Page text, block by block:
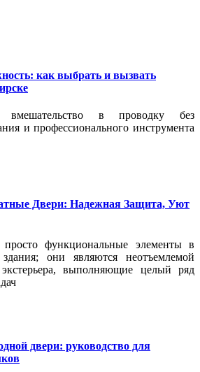
как выбрать и вызвать
вмешательство в проводку без
и профессионального инструмента
Двери: Надежная Защита, Уют
функциональные элементы в
они являются неотъемлемой
выполняющие целый ряд
двери: руководство для